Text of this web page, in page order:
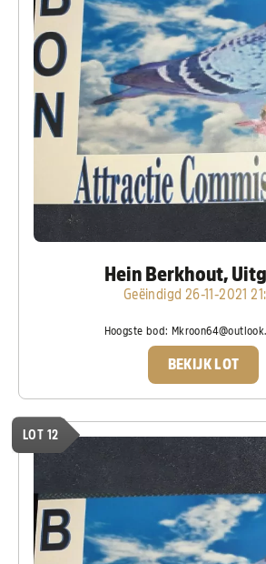
Hein Berkhout,
Geëindigd 26-11-2021
Hoogste bod:
BEKIJK LOT
LOT 12